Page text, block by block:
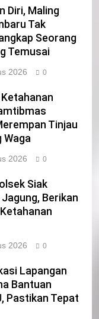
Diri, Maling
Tak
Seorang
Temusai
2026 0
Tinjau
Waga
2026 0
Siak
Berikan
2026 0
Lapangan
Bantuan
Pastikan Tepat
Kabupaten Siak
CALEG DPRD
NOVTEN, SH
DPRD PROVINSI
Anggota DPRD